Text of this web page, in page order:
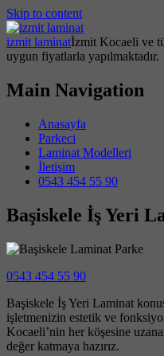
Skip to content
izmit laminatİzmit Kocaeli ve
uygun fiyatlarla yapılmaktadır.
Main Navigation
Anasayfa
Parkeci
Laminat Modelleri
İletişim
0543 454 55 90
Başiskele İş Yeri
0543 454 55 90
Başiskele İş Yeri Laminat
işletmenizin estetik ve
Kocaeli’nin her köşesine
değer katmaya hazırız.